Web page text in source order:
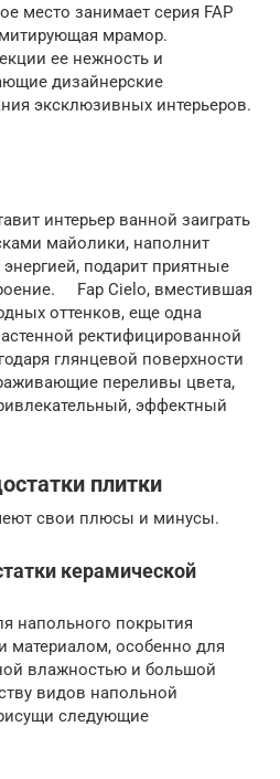
место занимает серия FAP
мрамор.
ее нежность и
дизайнерские
эксклюзивных интерьеров.
интерьер ванной заиграть
майолики, наполнит
подарит приятные
Fap Cielo, вместившая
оттенков, еще одна
ректифицированной
глянцевой поверхности
переливы цвета,
эффектный
плитки
свои плюсы и минусы.
керамической
напольного покрытия
материалом, особенно для
влажностью и большой
видов напольной
следующие